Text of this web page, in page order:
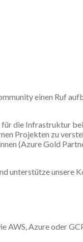
einen Ruf
die Infrastruktur
Projekten zu
(Azure Gold
unterstütze unsere
AWS, Azure oder